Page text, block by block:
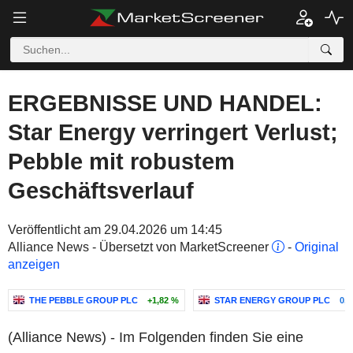
ERGEBNISSE UND HANDEL:
Star Energy verringert Verlust;
Pebble mit robustem
Geschäftsverlauf
Veröffentlicht am 29.04.2026 um 14:45
Alliance News - Übersetzt von MarketScreener
- Original
anzeigen
THE PEBBLE GROUP PLC +1,82 % STAR ENERGY GROUP PLC
(Alliance News) - Im Folgenden finden Sie eine